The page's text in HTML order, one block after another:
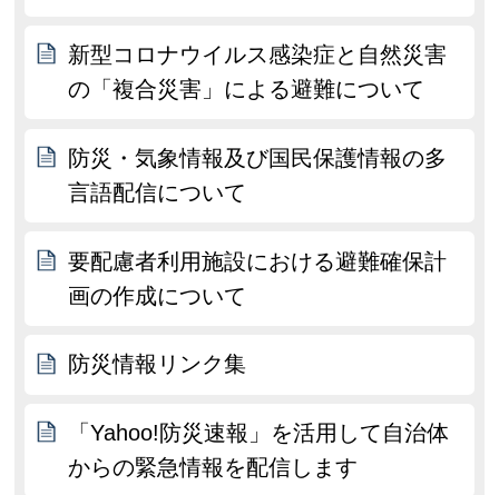
新型コロナウイルス感染症と自然災害
の「複合災害」による避難について
防災・気象情報及び国民保護情報の多
言語配信について
要配慮者利用施設における避難確保計
画の作成について
防災情報リンク集
「Yahoo!防災速報」を活用して自治体
からの緊急情報を配信します